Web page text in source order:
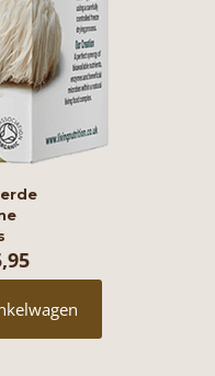
Huidige
prijs
€25,95.